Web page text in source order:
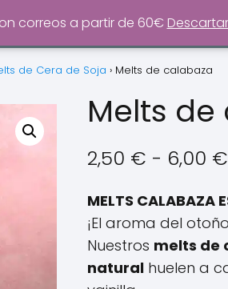
correos a partir de 60€ Descartar
de Cera de Soja › Melts de calabaza
Melts
2,50 € - 6,00 €
MELTS CALABAZA
¡El aroma del
Nuestros melts de
naturalhuelen a